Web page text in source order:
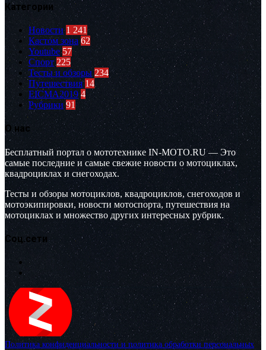
Категории
Новости 1 241
Кастом зона 62
Youtube 57
Спорт 225
Тесты и обзоры 234
Путешествия 14
EICMA2019 4
Рубрики 91
О нас
Бесплатный портал о мототехнике IN-MOTO.RU — Это
самые последние и самые свежие новости о мотоциклах,
квадроциклах и снегоходах.
Тесты и обзоры мотоциклов, квадроциклов, снегоходов и
мотоэкипировки, новости мотоспорта, путешествия на
мотоциклах и множество других интересных рубрик.
Соц.сети
Политика конфиденциальности и политика обработки персональных